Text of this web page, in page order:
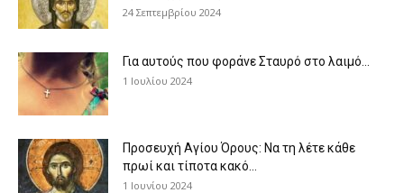
24 Σεπτεμβρίου 2024
Για αυτούς που φοράνε Σταυρό στο λαιμό…
1 Ιουλίου 2024
Προσευχή Αγίου Όρους: Να τη λέτε κάθε
πρωί και τίποτα κακό...
1 Ιουνίου 2024